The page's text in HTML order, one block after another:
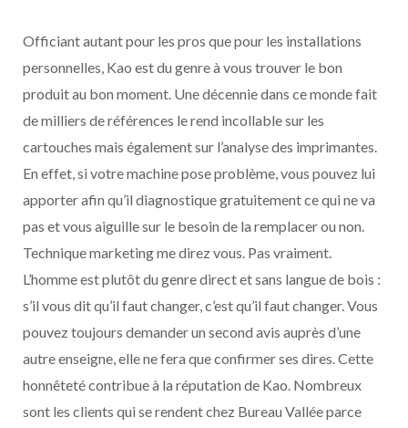
Officiant autant pour les pros que pour les installations
personnelles, Kao est du genre à vous trouver le bon
produit au bon moment. Une décennie dans ce monde fait
de milliers de références le rend incollable sur les
cartouches mais également sur l’analyse des imprimantes.
En effet, si votre machine pose problème, vous pouvez lui
apporter afin qu’il diagnostique gratuitement ce qui ne va
pas et vous aiguille sur le besoin de la remplacer ou non.
Technique marketing me direz vous. Pas vraiment.
L’homme est plutôt du genre direct et sans langue de bois :
s’il vous dit qu’il faut changer, c’est qu’il faut changer. Vous
pouvez toujours demander un second avis auprès d’une
autre enseigne, elle ne fera que confirmer ses dires. Cette
honnêteté contribue à la réputation de Kao. Nombreux
sont les clients qui se rendent chez Bureau Vallée parce